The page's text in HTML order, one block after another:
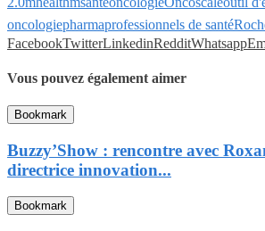
oncologiepharmaprofessionnels de santé
FacebookTwitterLinkedinRedditWhatsapp
Vous pouvez également aimer
Bookmark
Buzzy’Show : rencontre avec
directrice innovation...
Bookmark